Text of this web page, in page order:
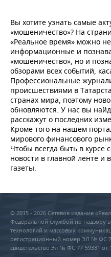
ИНВЕСТИЦИИ
НЕФТЕХИМИЯ
НЕФТЬ
ОПК
ЭНЕРГЕТИКА
НОВОСТИ БИЗНЕСА
РОЗНИЧНАЯ ТОРГОВЛЯ
ТРАНСПОРТ
УСЛУГИ
ТЕХНОЛОГИИ
НОВОСТИ ТЕХНОЛОГИЙ
IT
МЕДИА
ТЕЛЕКОММУНИКАЦИИ
МЕРОПРИЯТИЯ
НОВОСТИ
ВЫЕЗДНАЯ РЕДАКЦИЯ
БИЗНЕС-БРАНЧИ
ONLINE-КОНФЕРЕНЦИИ
ОТКРЫТАЯ ЛЕКЦИЯ
СПОРТ
НОВОСТИ СПОРТА
ФУТБОЛ
ХОККЕЙ
БАСКЕТБОЛ
КИБЕРСПОРТ
ФИГУРНОЕ КАТАНИЕ
ОБЩЕСТВО
НОВОСТИ ОБЩЕСТВА
ВЛАСТЬ
ИНФРАСТРУКТУРА
КУЛЬТУРА
МЕДИЦИНА
ФОТОГАЛЕРЕЯ
СЮЖЕТЫ
СПРАВОЧНИК
СПИСОК КОМПАНИЙ
Вы хотите узнать самые
«мошеничество»? На
«Реальное время» можно
информационные и
«мошеничество», но и
обзорами всех событий,
Профессиональные
происшествиями в
странах мира, поэтому
обновляются. У нас вы
расскажут о последних
Кроме того на нашем
мирового финансового
Чтобы всегда быть в курсе
новости в главной ленте и
газеты.
© 2015 - 2026 Сетевое издание
Федеральной службой по надзору
технологий и массовых
регистрационный номер ЭЛ № ФС
свидетельство Эл № ФС 77-59331 от